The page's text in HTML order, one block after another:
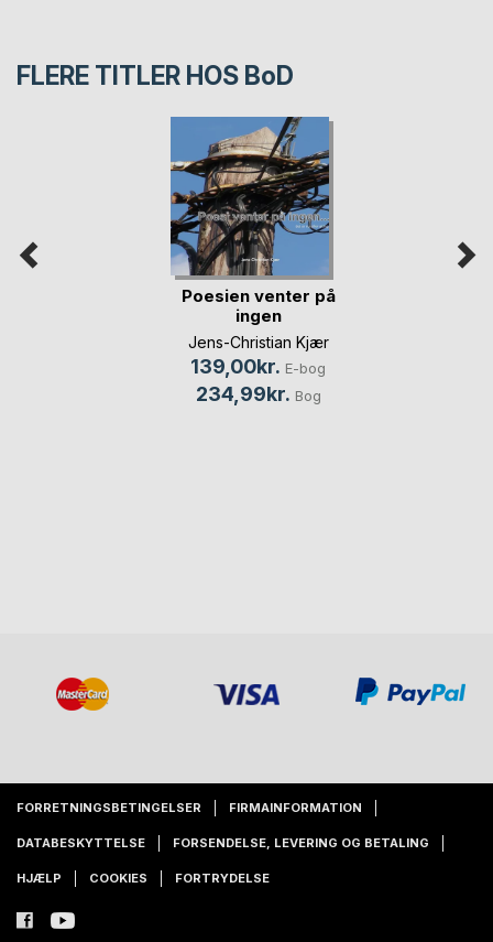
FLERE TITLER HOS BoD
Poesien venter på
ingen
Jens-Christian Kjær
139,00kr. E-bog
234,99kr. Bog
FORRETNINGSBETINGELSER FIRMAINFORMATION
DATABESKYTTELSE FORSENDELSE, LEVERING OG BETALING
HJÆLP COOKIES FORTRYDELSE